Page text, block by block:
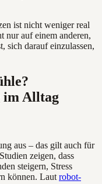
ist nicht weniger real
nur auf einem anderen,
sich darauf einzulassen,
im Alltag
aus – das gilt auch für
zeigen, dass
steigern, Stress
können. Laut robot-